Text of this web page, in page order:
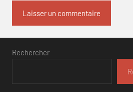
Rechercher